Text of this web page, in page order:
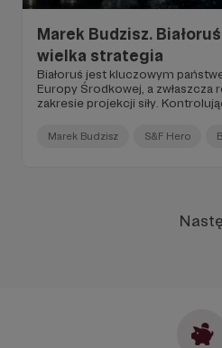
Marek Budzisz.
wielka strategia
Białoruś jest kluczowym
Europy Środkowej, a
zakresie projekcji siły.
znajdują się państwa bałtyckie,
Marek Budzisz S&F Hero